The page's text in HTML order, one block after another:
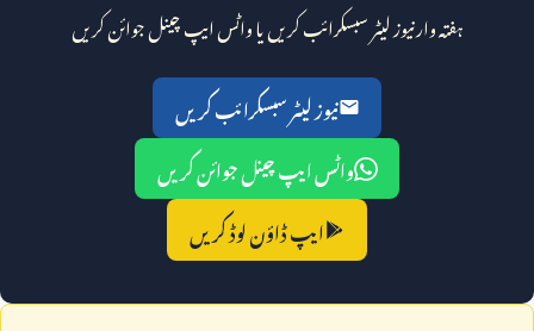
ہفتہ وار نیوز لیٹر سبسکرائب کریں یا واٹس ایپ چینل جوائن کریں
نیوز لیٹر سبسکرائب کریں
واٹس ایپ چینل جوائن کریں
ایپ ڈاؤن لوڈ کریں